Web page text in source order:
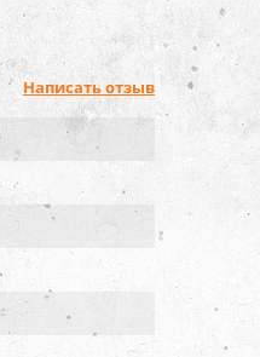
Написать отзыв